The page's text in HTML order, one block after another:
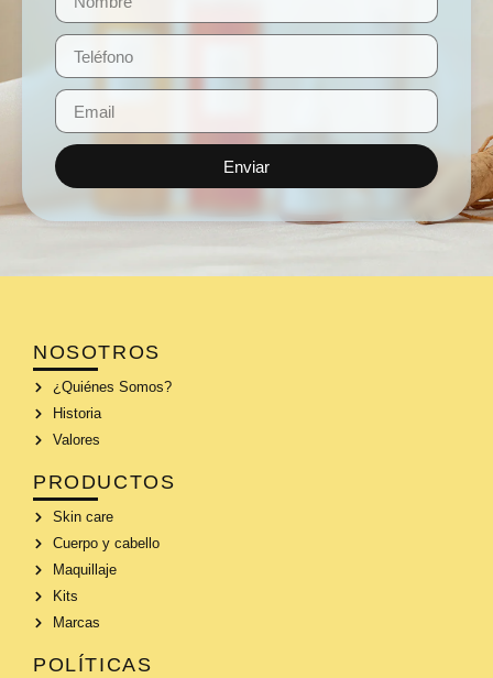
Enviar
NOSOTROS
¿Quiénes Somos?
Historia
Valores
PRODUCTOS
Skin care
Cuerpo y cabello
Maquillaje
Kits
Marcas
POLÍTICAS